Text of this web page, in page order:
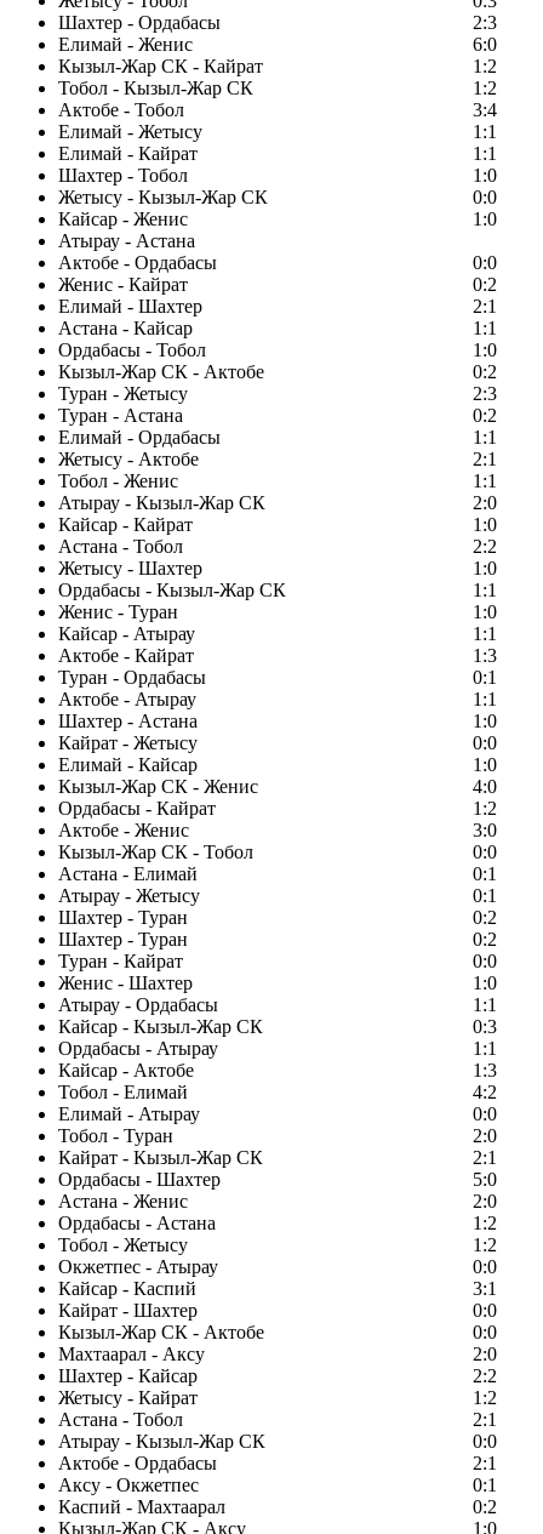
Шахтер - Ордабасы
2:3
Елимай - Женис
6:0
Кызыл-Жар СК - Кайрат
1:2
Тобол - Кызыл-Жар СК
1:2
Актобе - Тобол
3:4
Елимай - Жетысу
1:1
Елимай - Кайрат
1:1
Шахтер - Тобол
1:0
Жетысу - Кызыл-Жар СК
0:0
Кайсар - Женис
1:0
Атырау - Астана
Актобе - Ордабасы
0:0
Женис - Кайрат
0:2
Елимай - Шахтер
2:1
Астана - Кайсар
1:1
Ордабасы - Тобол
1:0
Кызыл-Жар СК - Актобе
0:2
Туран - Жетысу
2:3
Туран - Астана
0:2
Елимай - Ордабасы
1:1
Жетысу - Актобе
2:1
Тобол - Женис
1:1
Атырау - Кызыл-Жар СК
2:0
Кайсар - Кайрат
1:0
Астана - Тобол
2:2
Жетысу - Шахтер
1:0
Ордабасы - Кызыл-Жар СК
1:1
Женис - Туран
1:0
Кайсар - Атырау
1:1
Актобе - Кайрат
1:3
Туран - Ордабасы
0:1
Актобе - Атырау
1:1
Шахтер - Астана
1:0
Кайрат - Жетысу
0:0
Елимай - Кайсар
1:0
Кызыл-Жар СК - Женис
4:0
Ордабасы - Кайрат
1:2
Актобе - Женис
3:0
Кызыл-Жар СК - Тобол
0:0
Астана - Елимай
0:1
Атырау - Жетысу
0:1
Шахтер - Туран
0:2
Шахтер - Туран
0:2
Туран - Кайрат
0:0
Женис - Шахтер
1:0
Атырау - Ордабасы
1:1
Кайсар - Кызыл-Жар СК
0:3
Ордабасы - Атырау
1:1
Кайсар - Актобе
1:3
Тобол - Елимай
4:2
Елимай - Атырау
0:0
Тобол - Туран
2:0
Кайрат - Кызыл-Жар СК
2:1
Ордабасы - Шахтер
5:0
Астана - Женис
2:0
Ордабасы - Астана
1:2
Тобол - Жетысу
1:2
Окжетпес - Атырау
0:0
Кайсар - Каспий
3:1
Кайрат - Шахтер
0:0
Кызыл-Жар СК - Актобе
0:0
Махтаарал - Аксу
2:0
Шахтер - Кайсар
2:2
Жетысу - Кайрат
1:2
Астана - Тобол
2:1
Атырау - Кызыл-Жар СК
0:0
Актобе - Ордабасы
2:1
Аксу - Окжетпес
0:1
Каспий - Махтаарал
0:2
Кызыл-Жар СК - Аксу
1:0